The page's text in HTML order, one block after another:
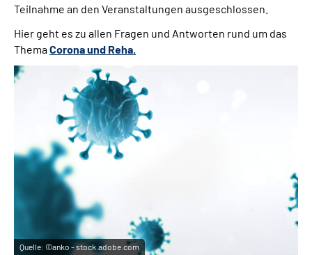
Teilnahme an den Veranstaltungen ausgeschlossen.
Hier geht es zu allen Fragen und Antworten rund um das
ThemaCorona und Reha.
Quelle: ©anko - stock.adobe.com